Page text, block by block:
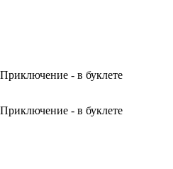
- в буклете
- в буклете